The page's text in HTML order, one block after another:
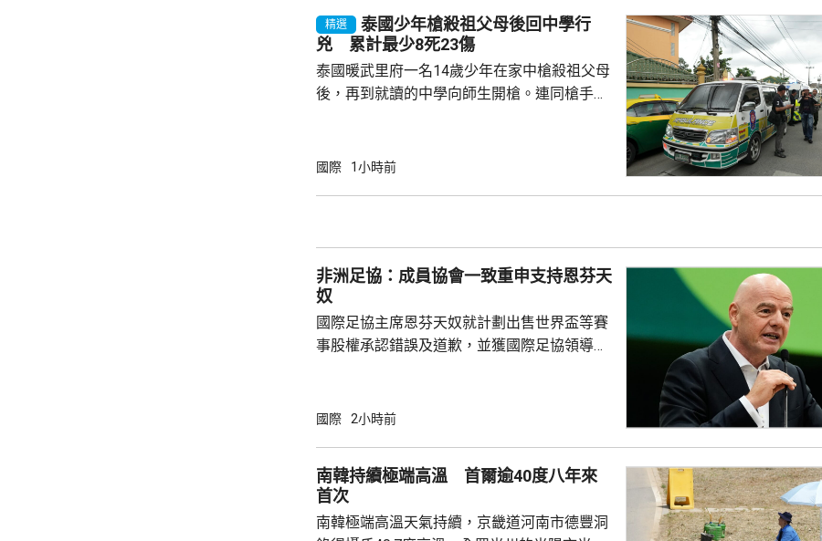
日抵達雅加達機場後，被海關在行李內搜出25
公斤，相當於7萬粒搖頭丸以及少量冰毒。馬
航指這名機師之前休假兩日，...
精選
泰國少年槍殺祖父母後回中學行
兇 累計最少8死23傷
泰國暖武里府一名14歲少年在家中槍殺祖父母
後，再到就讀的中學向師生開槍。連同槍手在
警方指，槍手當地早上先在家中，用祖父的9
手槍換子彈。校方事後疏散學生，警方圍封校
園，共檢獲34發子彈。調查指...
國際 1小時前
非洲足協：成員協會一致重申支持恩芬天
奴
國際足協主席恩芬天奴就計劃出售世界盃等賽
事股權承認錯誤及道歉，並獲國際足協領導層
非洲足球的支持。主席莫特塞佩表示，歡迎國
態，與歐洲足協的立場完全不同。歐洲足協重
申，對恩芬天奴擔任國際足協主席已失去信
心，只要他繼續留任，將抵制未來的世界盃...
國際 2小時前
南韓持續極端高溫 首爾逾40度八年來
首次
南韓極端高溫天氣持續，京畿道河南市德豐洞